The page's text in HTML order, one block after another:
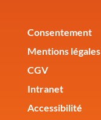
Corporate
Consentement
Mentions légales
CGV
Intranet
Accessibilité